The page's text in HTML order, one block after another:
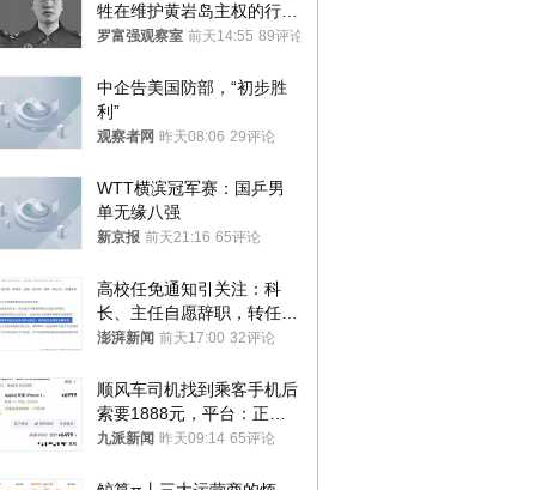
牲在维护黄岩岛主权的行动
中
罗富强观察室 前天14:55 89评论
中企告美国防部，“初步胜
利”
观察者网 昨天08:06 29评论
WTT横滨冠军赛：国乒男
单无缘八强
新京报 前天21:16 65评论
高校任免通知引关注：科
长、主任自愿辞职，转任思
政辅导员
澎湃新闻 前天17:00 32评论
顺风车司机找到乘客手机后
索要1888元，平台：正和
司机沟通协商
九派新闻 昨天09:14 65评论